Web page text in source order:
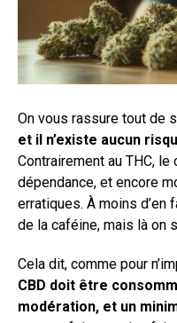
On vous rassure tout de
et il n’existe aucun
Contrairement au THC,
dépendance, et encore
erratiques. À moins
de la caféine, mais là on
Cela dit, comme pour
CBD doit être
modération, et un